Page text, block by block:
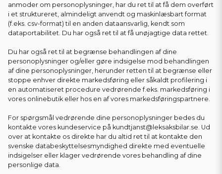
anmoder om personoplysninger, har du ret til at få dem overført
i et struktureret, almindeligt anvendt og maskinlæsbart format
(f.eks. csv-format) til en anden dataansvarlig, kendt som
dataportabilitet. Du har også ret til at få unøjagtige data rettet.
Du har også ret til at begrænse behandlingen af dine
personoplysninger og/eller gøre indsigelse mod behandlingen
af dine personoplysninger, herunder retten til at begrænse eller
stoppe enhver direkte markedsføring eller såkaldt profilering i
en automatiseret procedure vedrørende f.eks. markedsføring i
vores onlinebutik eller hos en af vores markedsføringspartnere.
For spørgsmål vedrørende dine personoplysninger bedes du
kontakte vores kundeservice på kundtjanst@leksaksbilar.se. Ud
over at kontakte os direkte har du altid ret til at kontakte den
svenske databeskyttelsesmyndighed direkte med eventuelle
indsigelser eller klager vedrørende vores behandling af dine
personlige data.